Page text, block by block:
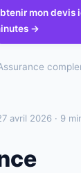
mon devis
→
avril 2026 · 9